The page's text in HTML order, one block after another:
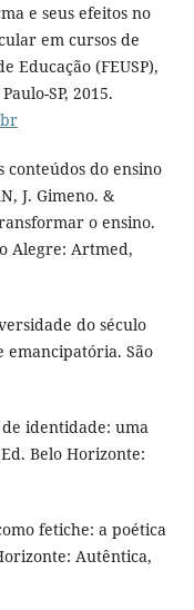
e seus efeitos no
em cursos de
Educação (FEUSP),
SP, 2015.
conteúdos do ensino
J. Gimeno. &
o ensino.
Alegre: Artmed,
do século
emancipatória. São
de identidade: uma
Belo Horizonte:
fetiche: a poética
Autêntica,